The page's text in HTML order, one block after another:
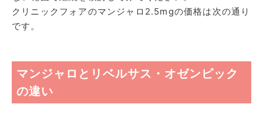
クリニックフォアのマンジャロ2.5mgの価格は次の通り
です。
マンジャロとリベルサス・オゼンピック
の違い